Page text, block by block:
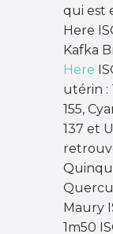
qui est
Here
Kafka
Here
utérin :
155,
137 et
Maury
1m50